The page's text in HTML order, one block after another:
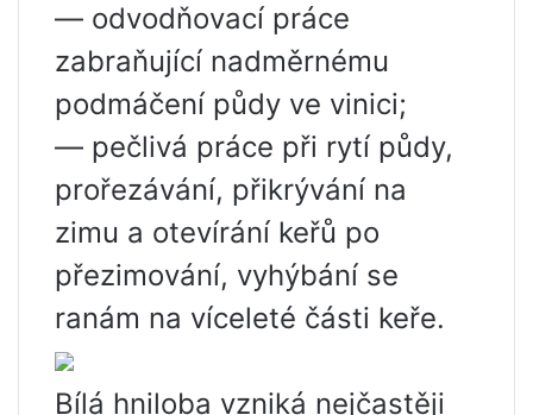
— odvodňovací práce
zabraňující nadměrnému
podmáčení půdy ve vinici;
— pečlivá práce při rytí půdy,
prořezávání, přikrývání na
zimu a otevírání keřů po
přezimování, vyhýbání se
ranám na víceleté části keře.
Bílá hniloba vzniká nejčastěji